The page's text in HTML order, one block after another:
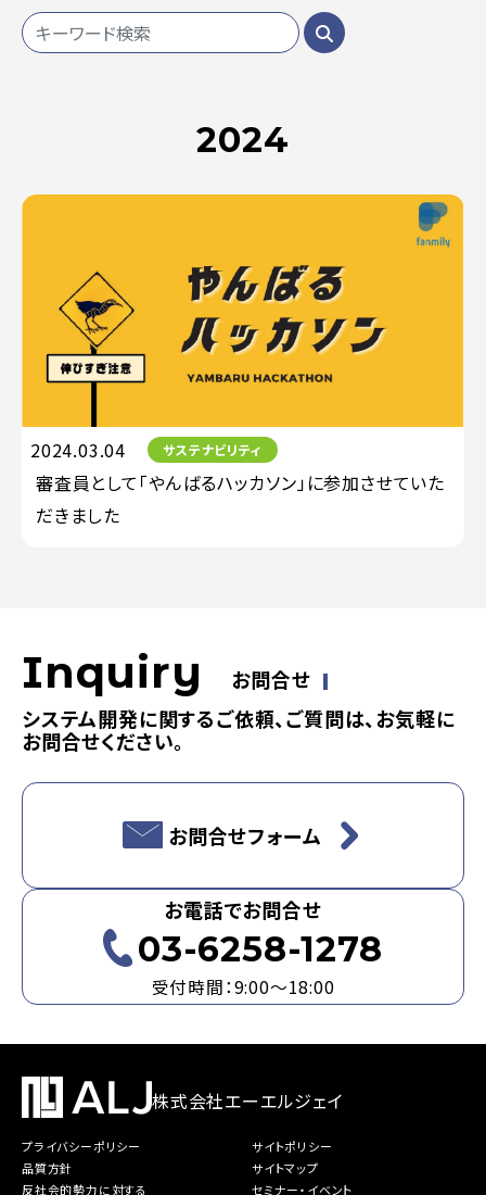
2024
2024.03.04 サステナビリティ
審査員として「やんばるハッカソン」に参加させていた
だきました
Inquiry
お問合せ
システム開発に関するご依頼、ご質問は、お気軽に
お問合せください。
お問合せフォーム
お電話でお問合せ
03-6258-1278
受付時間：9:00～18:00
株式会社エーエルジェイ
プライバシーポリシー
品質方針
反社会的勢力に対する
サイトポリシー
サイトマップ
セミナー・イベント